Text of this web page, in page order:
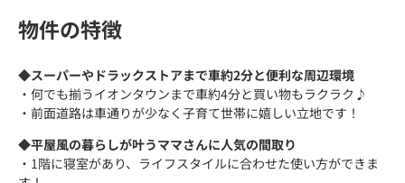
物件の特徴
◆スーパーやドラックストアまで車約2分と便利な周辺環境
・何でも揃うイオンタウンまで車約4分と買い物もラクラク♪
・前面道路は車通りが少なく子育て世帯に嬉しい立地です！
◆平屋風の暮らしが叶うママさんに人気の間取り
・1階に寝室があり、ライフスタイルに合わせた使い方ができま